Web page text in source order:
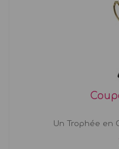
Un Trophée en